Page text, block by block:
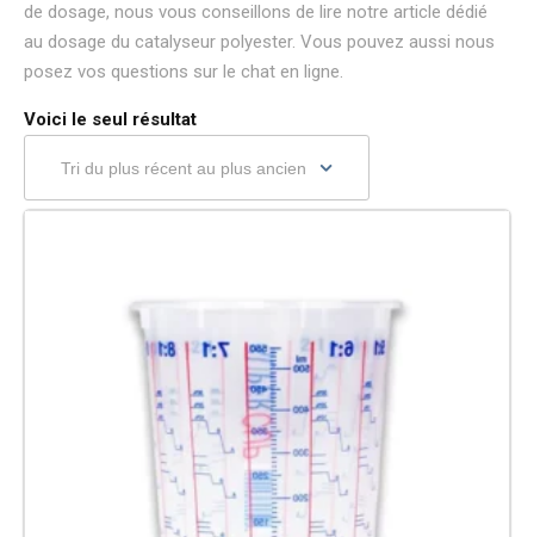
de dosage, nous vous conseillons de lire notre article dédié
au dosage du catalyseur polyester. Vous pouvez aussi nous
posez vos questions sur le chat en ligne.
Voici le seul résultat